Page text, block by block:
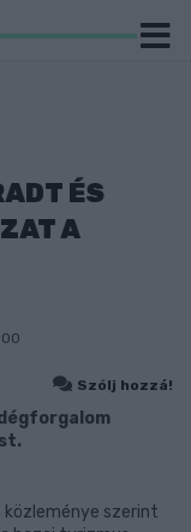
ÉS
A
Szólj hozzá!
közleménye szerint